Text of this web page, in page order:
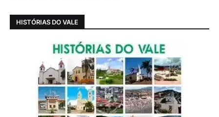
HISTÓRIAS DO VALE